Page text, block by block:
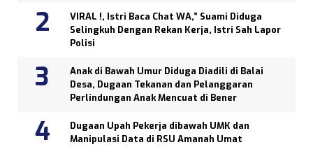
VIRAL !, Istri Baca Chat WA,” Suami Diduga
Selingkuh Dengan Rekan Kerja, Istri Sah Lapor
Polisi
Anak di Bawah Umur Diduga Diadili di Balai
Desa, Dugaan Tekanan dan Pelanggaran
Perlindungan Anak Mencuat di Bener
Dugaan Upah Pekerja dibawah UMK dan
Manipulasi Data di RSU Amanah Umat